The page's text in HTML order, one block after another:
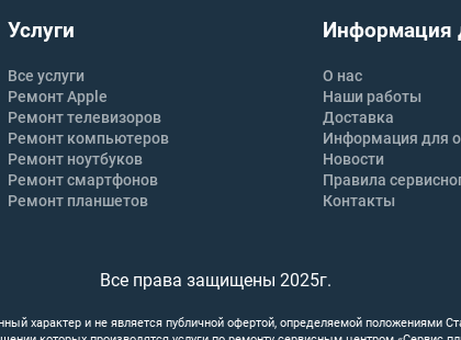
Услуги
Все услуги
Ремонт Apple
Ремонт телевизоров
Ремонт компьютеров
Ремонт ноутбуков
Ремонт смартфонов
Ремонт планшетов
Информация
О нас
Наши работы
Доставка
Информация для
Новости
Правила
Контакты
Все права защищены 2025г.
характер и не является публичной офертой, определяемой положениями